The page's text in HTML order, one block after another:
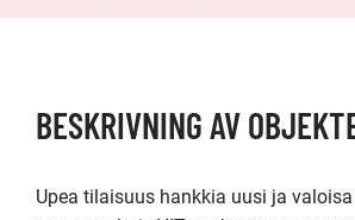
BESKRIVNING AV
Upea tilaisuus hankkia uusi ja